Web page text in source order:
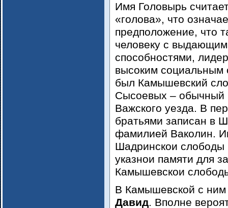
Имя Головырь
«голова», что
предположение, что
человеку с
способностями,
высоким социальным
был Камышевский
Сысоевых – обычный
Важского уезда. В
братьями записан в
фамилией Ваколин.
Шадринскои слободы
указнои памяти для
Камышевскои
В Камышевской с
Давид. Вполне